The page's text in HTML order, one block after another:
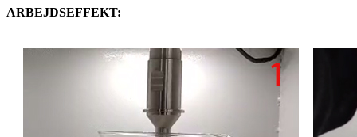
ARBEJDSEFFEKT: